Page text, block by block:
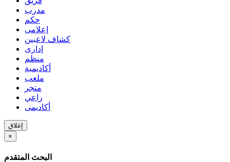
مدرب
حكم
إعلامى
كشاف لاعبين
إدارى
منظم
أكاديمية
ملعب
متجر
راعي
أكاديمى
إغلاق
×
البحث المتقدم